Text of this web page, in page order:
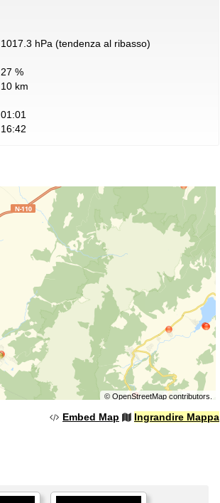
1017.3 hPa (tendenza al ribasso)
27 %
10 km
01:01
16:42
© OpenStreetMapcontributors.
Embed Map Ingrandire Mappa